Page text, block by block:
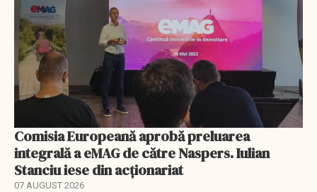
Comisia Europeană aprobă preluarea
integrală a eMAG de către Naspers. Iulian
Stanciu iese din acționariat
07 AUGUST 2026